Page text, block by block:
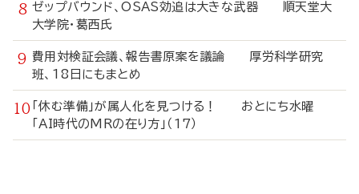
ゼップバウンド、OSAS効追は大きな武器 順天堂大
大学院・葛西氏
費用対検証会議、報告書原案を議論 厚労科学研究
班、18日にもまとめ
「休む準備」が属人化を見つける！ おとにち水曜
「AI時代のMRの在り方」（17）